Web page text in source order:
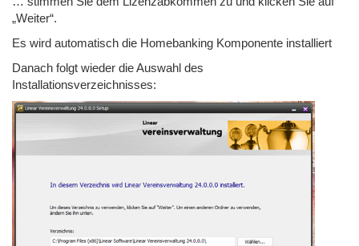
„Weiter“.
Es wird automatisch die Homebanking Komponente installiert
Danach folgt wieder die Auswahl des
Installationsverzeichnisses: